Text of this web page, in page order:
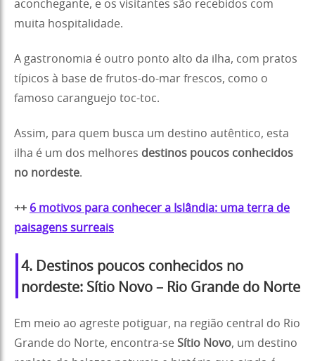
aconchegante, e os visitantes são recebidos com
muita hospitalidade.
A gastronomia é outro ponto alto da ilha, com pratos
típicos à base de frutos-do-mar frescos, como o
famoso caranguejo toc-toc.
Assim, para quem busca um destino autêntico, esta
ilha é um dos melhores destinos poucos conhecidos
no nordeste.
++ 6 motivos para conhecer a Islândia: uma terra de
paisagens surreais
4. Destinos poucos conhecidos no
nordeste: Sítio Novo – Rio Grande do Norte
Em meio ao agreste potiguar, na região central do Rio
Grande do Norte, encontra-se Sítio Novo, um destino